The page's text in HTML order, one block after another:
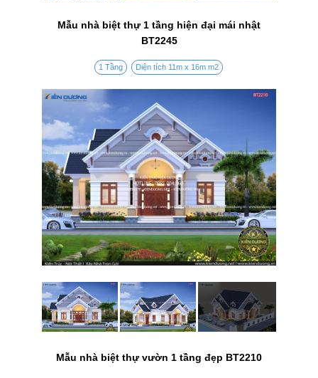
Mẫu nhà biệt thự 1 tầng hiện đại mái nhật
BT2245
1 Tầng Diện tích 11m x 16m m2
Mẫu nhà biệt thự vườn 1 tầng đẹp BT2210